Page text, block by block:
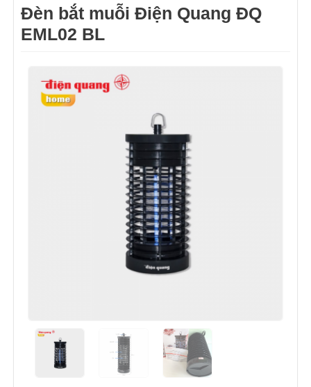
Đèn bắt muỗi Điện Quang ĐQ
EML02 BL